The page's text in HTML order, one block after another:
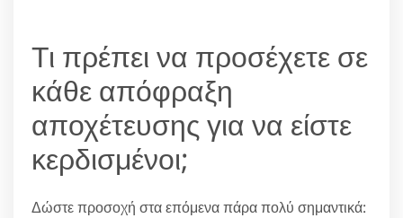
Τι πρέπει να προσέχετε σε
κάθε απόφραξη
αποχέτευσης για να είστε
κερδισμένοι;
Δώστε προσοχή στα επόμενα πάρα πολύ σημαντικά: